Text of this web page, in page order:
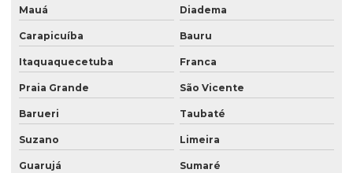
Rotulo bopp
Rotulo manga
Saco para argamassa
Saco com degasagem
Saco kraft zip lock
Mauá Diadema
Carapicuíba Bauru
Itaquaquecetuba Franca
Praia Grande São Vicente
Barueri Taubaté
Suzano Limeira
Guarujá Sumaré